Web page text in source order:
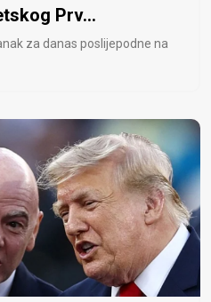
Prv...
za danas poslijepodne na